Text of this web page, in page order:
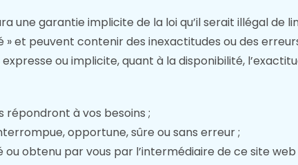
une garantie implicite de la loi qu’il serait illégal de
» et peuvent contenir des inexactitudes ou des
ou implicite, quant à la disponibilité,
répondront à vos besoins ;
opportune, sûre ou sans erreur ;
obtenu par vous par l’intermédiaire de ce site